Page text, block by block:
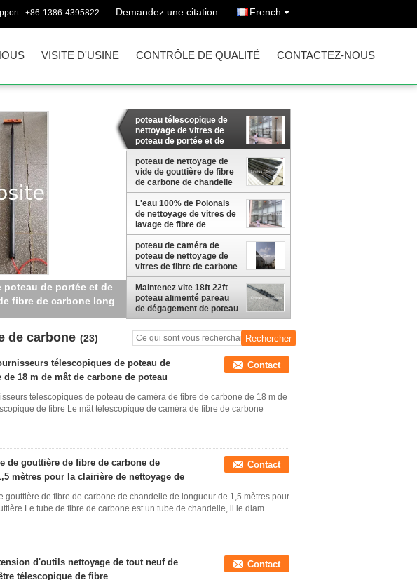
: +86-1386-4395822 Demandez une citation French
VISITE D'USINE CONTRÔLE DE QUALITÉ CONTACTEZ-NOUS
fibre de carbone de
nettoyage de gouttière
poteau télescopique de
nettoyage de vitres de
poteau de portée et de
lavage de fibre de
carbone de poteau de
tube de fibre de carbone
long avec la brosse
poteau de nettoyage de
vide de gouttière de fibre
de carbone de chandelle
de longueur de 27ft pour
la clairière de nettoyage
de gouttière
L'eau 100% de Polonais
de nettoyage de vitres de
lavage de fibre de
carbone de XN a alimenté
à poteau 8 sections 54ft
16,5 MTR
poteau de caméra de
poteau de nettoyage de
vitres de fibre de carbone
16 mètres de longueur
Maintenez vite 18ft 22ft
poteau alimenté pareau
de dégagement de poteau
de nettoyage de vitres de
fibre de carbone de 30 pi
de carbone (23)
télescopiques de poteau de
18 m de mât de carbone de poteau
Contact
télescopiques de poteau de caméra de fibre de carbone de 18 m de
de fibre Le mât télescopique de caméra de fibre de carbone
de gouttière de fibre de carbone de
mètres pour la clairière de nettoyage de
Contact
gouttière de fibre de carbone de chandelle de longueur de 1,5 mètres pour
Le tube de fibre de carbone est un tube de chandelle, il le diam...
d'outils nettoyage de tout neuf de
télescopique de fibre
Contact